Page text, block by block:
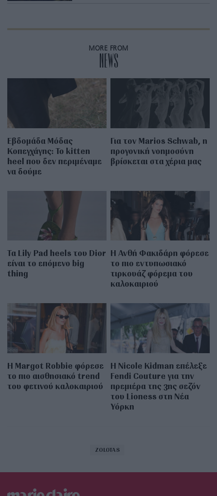
MORE FROM
NEWS
Εβδομάδα Μόδας
Κοπεγχάγης: Το kitten
heel που δεν περιμέναμε
να δούμε
Για τον Marios Schwab, η
προγονική νοημοσύνη
βρίσκεται στα χέρια μας
Τα Lily Pad heels του Dior
είναι το επόμενο big
thing
Η Ανθή Φακιδάρη φόρεσε
το πιο εντυπωσιακό
τιρκουάζ φόρεμα του
καλοκαιριού
Η Margot Robbie φόρεσε
το πιο αισθησιακό trend
του φετινού καλοκαιριού
Η Nicole Kidman επέλεξε
Fendi Couture για την
πρεμιέρα της 3ης σεζόν
του Lioness στη Νέα
Υόρκη
ZOLOTAS